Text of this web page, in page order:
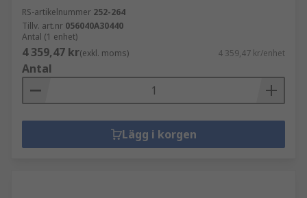
RS-artikelnummer 252-264
Tillv. art.nr 056040A30440
Antal (1 enhet)
4 359,47 kr(exkl. moms) 4 359,47 kr/enhet
Antal
Lägg i korgen